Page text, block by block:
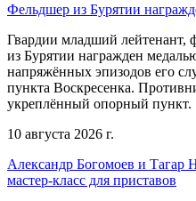
Фельдшер из Бурятии
Гвардии младший лейтенант,
из Бурятии награжден
напряжённых эпизодов его
пункта Воскресенка.
укреплённый опорный пункт.
10 августа 2026 г.
Александр Богомоев и Тагар
мастер-класс для приставов